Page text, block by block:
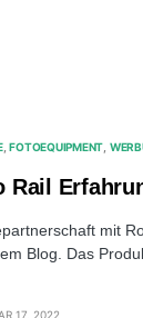
FOTOEQUIPMENT
Rail
mit
Blog. Das
17, 2022